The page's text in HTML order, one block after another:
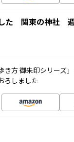
た 関東の神社
き方 御朱印シリーズ
ろしました